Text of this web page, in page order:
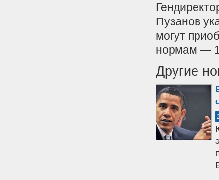
Пузанов
могут
нормам —
Другие